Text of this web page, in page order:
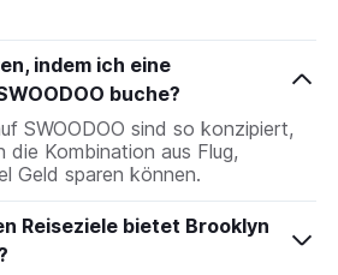
indem ich eine
buche?
SWOODOO sind so konzipiert,
die Kombination aus Flug,
Geld sparen können.
Reiseziele bietet Brooklyn